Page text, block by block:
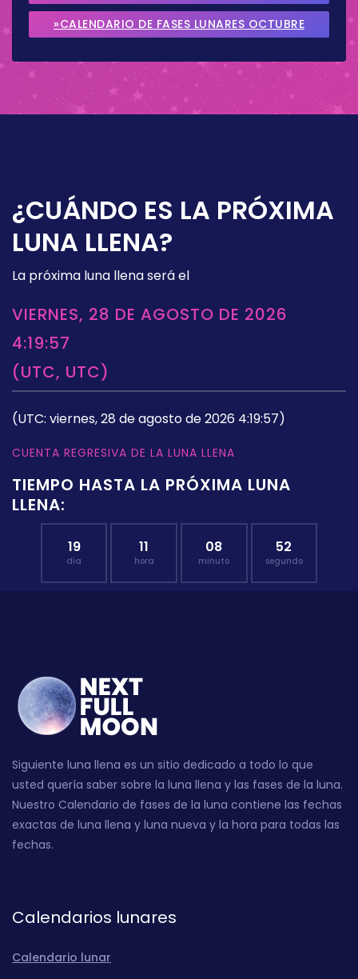
SEPTIEMBRE 2026
»CALENDARIO DE FASES LUNARES OCTUBRE
¿CUÁNDO ES LA PRÓXIMA
LUNA LLENA?
La próxima luna llena será el
VIERNES, 28 DE AGOSTO DE 2026
4:19:57
(UTC, UTC)
(UTC: viernes, 28 de agosto de 2026 4:19:57)
CUENTA REGRESIVA DE LA LUNA LLENA
TIEMPO HASTA LA PRÓXIMA LUNA
LLENA:
19
día
11
hora
08
minuto
51
segundo
Siguiente luna llena es un sitio dedicado a todo lo que
usted quería saber sobre la luna llena y las fases de la luna.
Nuestro Calendario de fases de la luna contiene las fechas
exactas de luna llena y luna nueva y la hora para todas las
fechas.
Calendarios lunares
Calendario lunar